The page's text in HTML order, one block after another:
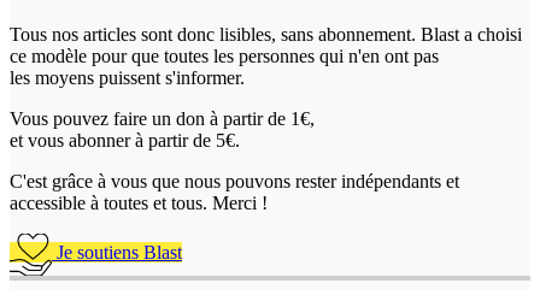
Tous nos articles sont donc lisibles, sans abonnement. Blast a choisi
ce modèle pour que toutes les personnes qui n'en ont pas
les moyens puissent s'informer.
Vous pouvez faire un don à partir de 1€,
et vous abonner à partir de 5€.
C'est grâce à vous que nous pouvons rester indépendants et
accessible à toutes et tous. Merci !
Je soutiens Blast